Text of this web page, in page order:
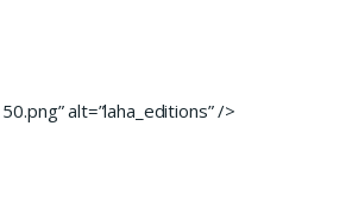
alt=”laha_editions” />